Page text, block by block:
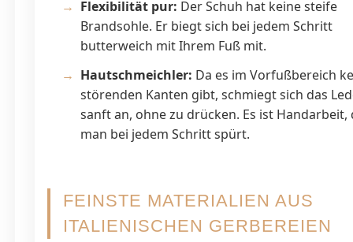
Flexibilität pur: Der Schuh hat keine steife
Brandsohle. Er biegt sich bei jedem Schritt
butterweich mit Ihrem Fuß mit.
Hautschmeichler: Da es im Vorfußbereich
störenden Kanten gibt, schmiegt sich das
sanft an, ohne zu drücken. Es ist Handarbeit,
man bei jedem Schritt spürt.
FEINSTE MATERIALIEN AUS
ITALIENISCHEN GERBEREIEN